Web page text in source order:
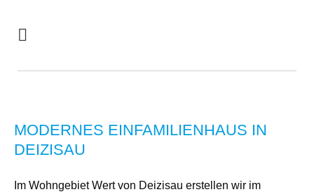
MODERNES EINFAMILIENHAUS IN
DEIZISAU
Im Wohngebiet Wert von Deizisau erstellen wir im